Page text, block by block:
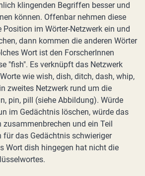
klingenden Begriffen besser und
können. Offenbar nehmen diese
Position im Wörter-Netzwerk ein und
dann kommen die anderen Wörter
Wort ist den ForscherInnen
"fish". Es verknüpft das Netzwerk
wie wish, dish, ditch, dash, whip,
zweites Netzwerk rund um die
pin, pill (siehe Abbildung). Würde
im Gedächtnis löschen, würde das
zusammenbrechen und ein Teil
für das Gedächtnis schwieriger
Wort dish hingegen hat nicht die